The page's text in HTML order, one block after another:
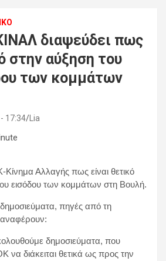
διαψεύδει πως
στην αύξηση του
των κομμάτων
17:34 Lia
Αλλαγής πως είναι θετικό
εισόδου των κομμάτων στη Βουλή.
πηγές από τη
δημοσιεύματα, που
να διάκειται θετικά ως προς την